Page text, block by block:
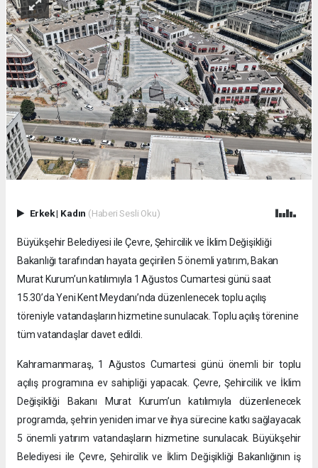
Erkek| Kadın (Haberi Sesli Oku)
Büyükşehir Belediyesi ile Çevre, Şehircilik ve İklim Değişikliği
Bakanlığı tarafından hayata geçirilen 5 önemli yatırım, Bakan
Murat Kurum’un katılımıyla 1 Ağustos Cumartesi günü saat
15.30’da Yeni Kent Meydanı’nda düzenlenecek toplu açılış
töreniyle vatandaşların hizmetine sunulacak. Toplu açılış törenine
tüm vatandaşlar davet edildi.
Kahramanmaraş, 1 Ağustos Cumartesi günü önemli bir toplu
açılış programına ev sahipliği yapacak. Çevre, Şehircilik ve İklim
Değişikliği Bakanı Murat Kurum’un katılımıyla düzenlenecek
programda, şehrin yeniden imar ve ihya sürecine katkı sağlayacak
5 önemli yatırım vatandaşların hizmetine sunulacak. Büyükşehir
Belediyesi ile Çevre, Şehircilik ve İklim Değişikliği Bakanlığının iş